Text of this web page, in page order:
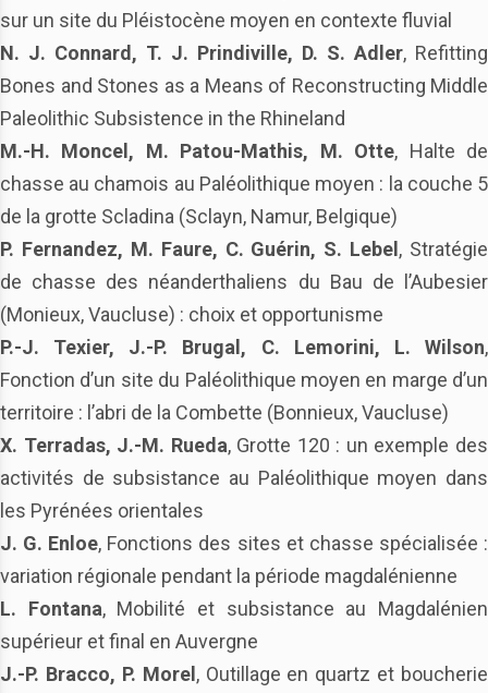
sur un site du Pléistocène moyen en contexte fluvial
N. J. Connard, T. J. Prindiville, D. S. Adler, Refitting
Bones and Stones as a Means of Reconstructing Middle
Paleolithic Subsistence in the Rhineland
M.-H. Moncel, M. Patou-Mathis, M. Otte, Halte de
chasse au chamois au Paléolithique moyen : la couche 5
de la grotte Scladina (Sclayn, Namur, Belgique)
P. Fernandez, M. Faure, C. Guérin, S. Lebel , Stratégie
de chasse des néanderthaliens du Bau de l’Aubesier
(Monieux, Vaucluse) : choix et opportunisme
P.-J. Texier, J.-P. Brugal, C. Lemorini, L. Wilson,
Fonction d’un site du Paléolithique moyen en marge d’un
territoire : l’abri de la Combette (Bonnieux, Vaucluse)
X. Terradas, J.-M. Rueda, Grotte 120 : un exemple des
activités de subsistance au Paléolithique moyen dans
les Pyrénées orientales
J. G. Enloe, Fonctions des sites et chasse spécialisée :
variation régionale pendant la période magdalénienne
L. Fontana, Mobilité et subsistance au Magdalénien
supérieur et final en Auvergne
J.-P. Bracco, P. Morel , Outillage en quartz et boucherie